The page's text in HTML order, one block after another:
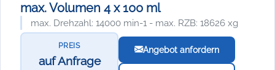
max. Volumen 4 x 100 ml
max. Drehzahl: 14000 min-1 - max. RZB: 18626 xg
PREIS
auf Anfrage
Angebot anfordern